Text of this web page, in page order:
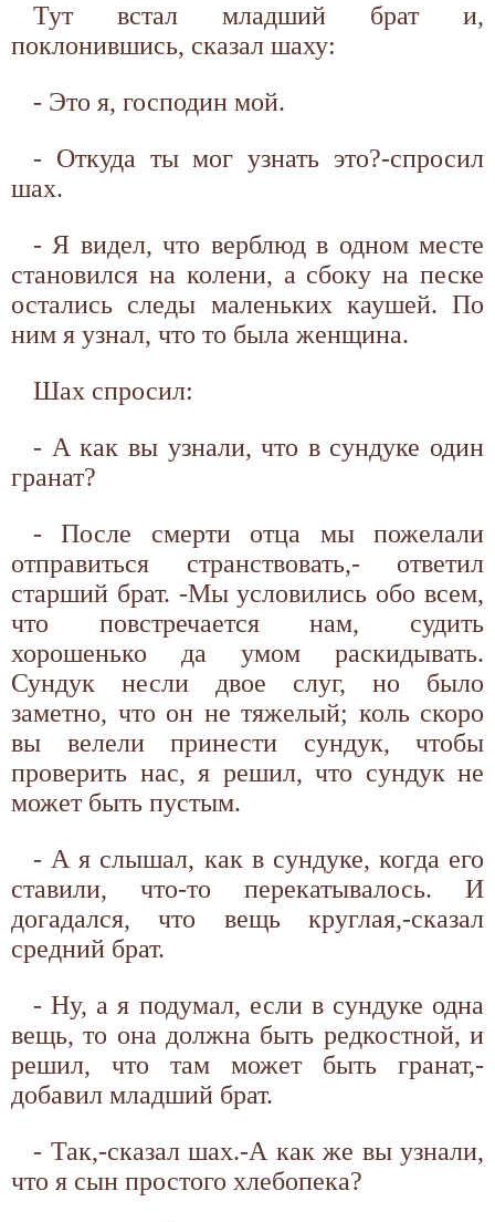
Тут встал младший брат и,
поклонившись, сказал шаху:
- Это я, господин мой.
- Откуда ты мог узнать это?-спросил
шах.
- Я видел, что верблюд в одном месте
становился на колени, а сбоку на песке
остались следы маленьких каушей. По
ним я узнал, что то была женщина.
Шах спросил:
- А как вы узнали, что в сундуке один
гранат?
- После смерти отца мы пожелали
отправиться странствовать,- ответил
старший брат. -Мы условились обо всем,
что повстречается нам, судить
хорошенько да умом раскидывать.
Сундук несли двое слуг, но было
заметно, что он не тяжелый; коль скоро
вы велели принести сундук, чтобы
проверить нас, я решил, что сундук не
может быть пустым.
- А я слышал, как в сундуке, когда его
ставили, что-то перекатывалось. И
догадался, что вещь круглая,-сказал
средний брат.
- Ну, а я подумал, если в сундуке одна
вещь, то она должна быть редкостной, и
решил, что там может быть гранат,-
добавил младший брат.
- Так,-сказал шах.-А как же вы узнали,
что я сын простого хлебопека?